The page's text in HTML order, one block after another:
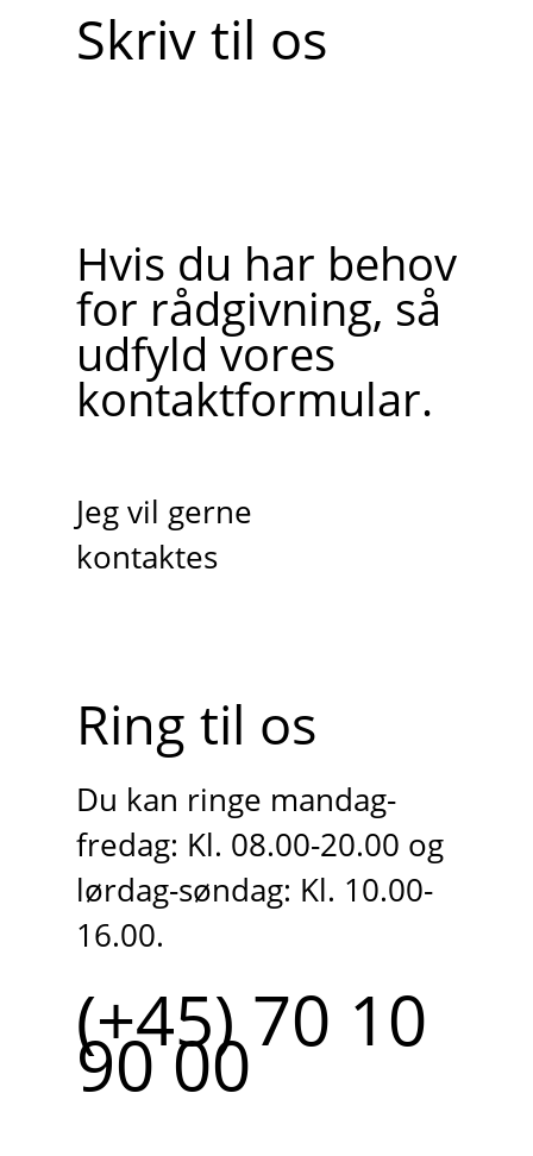
Skriv til os
Hvis du har behov
for rådgivning, så
udfyld vores
kontaktformular.
Jeg vil gerne
kontaktes
Ring til os
Du kan ringe mandag-
fredag: Kl. 08.00-20.00 og
lørdag-søndag: Kl. 10.00-
16.00.
(+45) 70 10
90 00